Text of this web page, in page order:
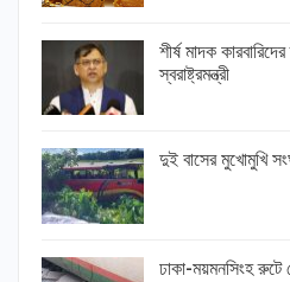
শীর্ষ মাদক
স্বরাষ্ট্রমন্ত্রী
দুই বাসের মুখোমুখি
ঢাকা-ময়মনসিংহ রুটে